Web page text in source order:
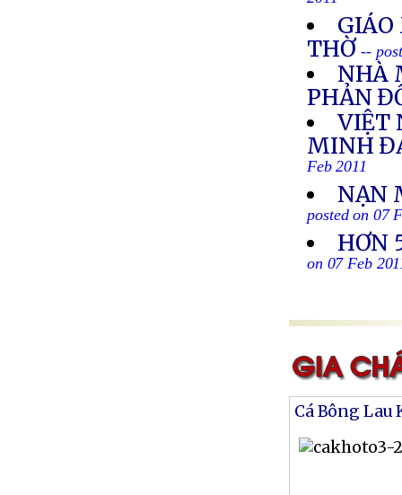
GIÁO
THỜ--
NHÀ
PHẢN
VIỆT
MINH
Feb 2011
NẠN
posted on 07
HƠN
on 07 Feb
Cá Bông Lau